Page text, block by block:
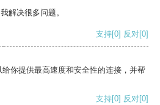
解决很多问题。
支持[0] 反对[0]
你提供最高速度和安全性的连接，并帮
支持[0] 反对[0]